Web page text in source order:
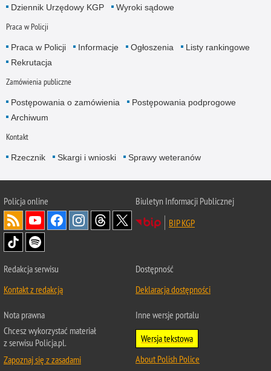
Dziennik Urzędowy KGP Wyroki sądowe
Praca w Policji
Praca w Policji Informacje Ogłoszenia
Listy rankingowe
Rekrutacja
Zamówienia publiczne
Postępowania o zamówienia
Postępowania podprogowe
Archiwum
Kontakt
Rzecznik Skargi i wnioski Sprawy weteranów
Policjaonline
Biuletyn Informacji Publicznej
BIP KGP
Redakcja serwisu
Kontakt z redakcją
Dostępność
Deklaracja dostępności
Nota prawna
Chcesz wykorzystać materiał
z serwisu Policja.pl.
Zapoznaj się z zasadami
Inne wersje portalu
Wersja tekstowa
About Polish Police